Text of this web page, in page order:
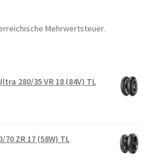
Mehrwertsteuer.
280/35 VR 18 (84V) TL
70 ZR 17 (58W) TL